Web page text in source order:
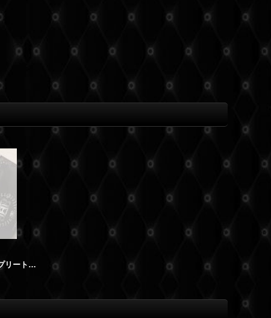
G-SHOCK レザー カスタム コンプリート (ホワイト）G-SHOCK革ベルト